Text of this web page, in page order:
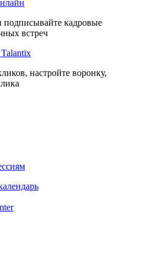
подписывайте кадровые
встреч
Talantix
настройте воронку,